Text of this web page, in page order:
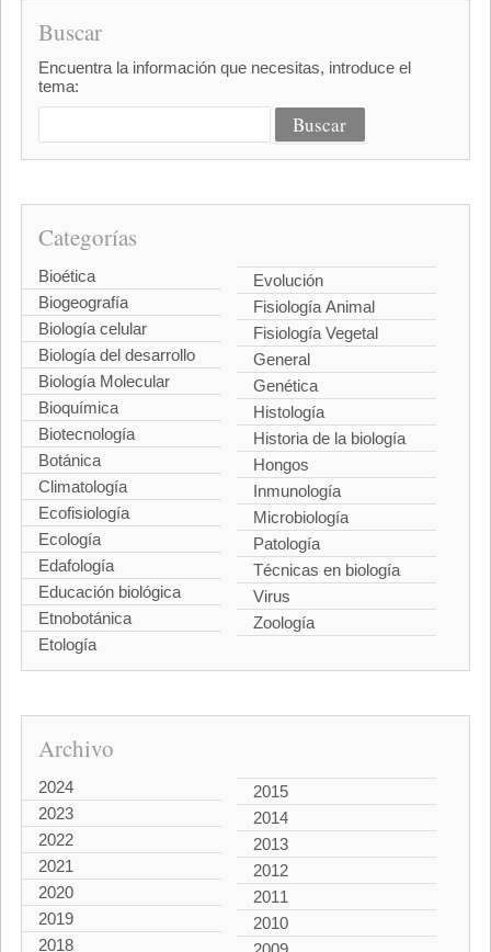
Buscar
Encuentra la información que necesitas, introduce el
tema:
Categorías
Bioética
Biogeografía
Biología celular
Biología del desarrollo
Biología Molecular
Bioquímica
Biotecnología
Botánica
Climatología
Ecofisiología
Ecología
Edafología
Educación biológica
Etnobotánica
Etología
Evolución
Fisiología Animal
Fisiología Vegetal
General
Genética
Histología
Historia de la biología
Hongos
Inmunología
Microbiología
Patología
Técnicas en biología
Virus
Zoología
Archivo
2024
2023
2022
2021
2020
2019
2018
2015
2014
2013
2012
2011
2010